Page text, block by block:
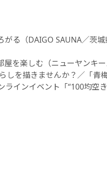
る（DAIGO SAUNA／茨城
を楽しむ（ニューヤンキー
しを描きませんか？／「
インイベント「“100均空